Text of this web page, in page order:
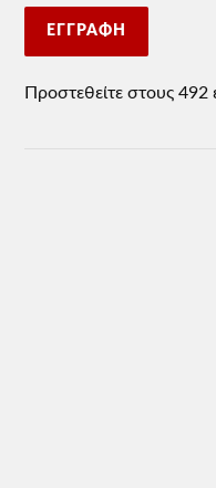
ΕΓΓΡΑΦΉ
Προστεθείτε στους